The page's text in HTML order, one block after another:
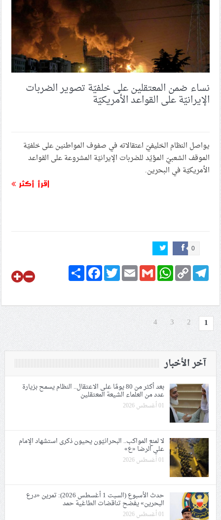
نساء ضمن المعتقلين على خلفيّة تصوير الضربات
الإيرانيّة على القواعد الأمريكيّة
يواصل النظام الخليفيّ اعتقالاته في صفوف المواطنين على خلفيّة
الموقف الشعبيّ المؤيّد للضربات الإيرانيّة المشروعة على القواعد
الأمريكيّة في البحرين.
اقرأ أكثر
0
ShareFacebookTwitterEmailGmail
WhatsApp Copy
Link
Telegram
1
2
3
4
آخر الأخبار
بعد أكثر من 80 يومًا على الاعتقال.. النظام يسمح بزيارة
عدد من العلماء الشيعة المعتقلين
01 أغسطس 2026
لا لمنع المواكب.. البحرانيّون يحيون ذكرى استشهاد الإمام
علي الرضا «ع»
01 أغسطس 2026
حدث الأسبوع (السبت 1 أغسطس 2026): تمرين «درع
البحرين» يفضح تناقضات الطاغية حمد
01 أغسطس 2026